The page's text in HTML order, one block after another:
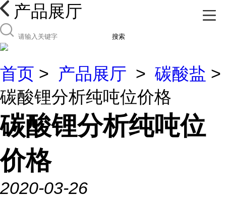
产品展厅
搜索
首页 > 产品展厅 > 碳酸盐 >
碳酸锂分析纯吨位价格
碳酸锂分析纯吨位
价格
2020-03-26